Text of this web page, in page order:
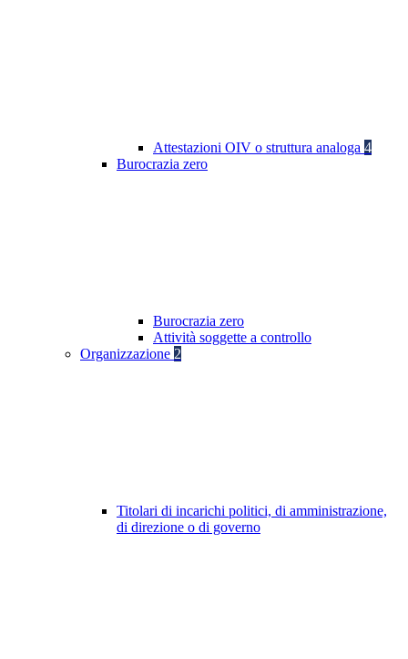
Attestazioni OIV o struttura analoga 4
Burocrazia zero
Burocrazia zero
Attività soggette a controllo
Organizzazione 2
Titolari di incarichi politici, di amministrazione,
di direzione o di governo